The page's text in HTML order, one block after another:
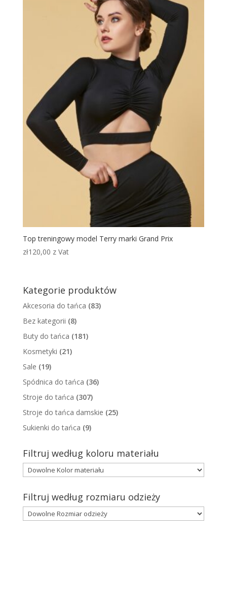
Top treningowy model Terry marki Grand Prix
zł120,00 z Vat
Kategorie produktów
Akcesoria do tańca (83)
Bez kategorii (8)
Buty do tańca (181)
Kosmetyki (21)
Sale (19)
Spódnica do tańca (36)
Stroje do tańca (307)
Stroje do tańca damskie (25)
Sukienki do tańca (9)
Filtruj według koloru materiału
Filtruj według rozmiaru odzieży